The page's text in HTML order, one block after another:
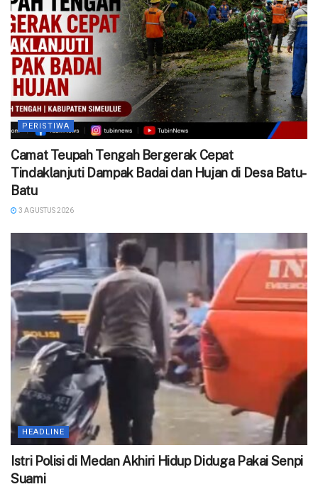
PERISTIWA
Camat Teupah Tengah Bergerak Cepat
Tindaklanjuti Dampak Badai dan Hujan di Desa Batu-
Batu
3 AGUSTUS 2026
HEADLINE
‎Istri Polisi di Medan Akhiri Hidup Diduga Pakai Senpi
Suami